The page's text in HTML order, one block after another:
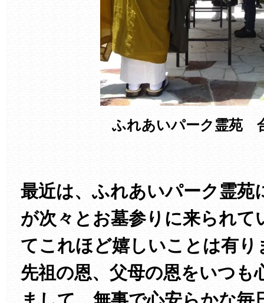
ふれあいパーク霊苑
最近は、ふれあいパーク霊苑
が次々とお墓参りに来られて
てこれほど嬉しいことは有り
先祖の恩、父母の恩をいつも